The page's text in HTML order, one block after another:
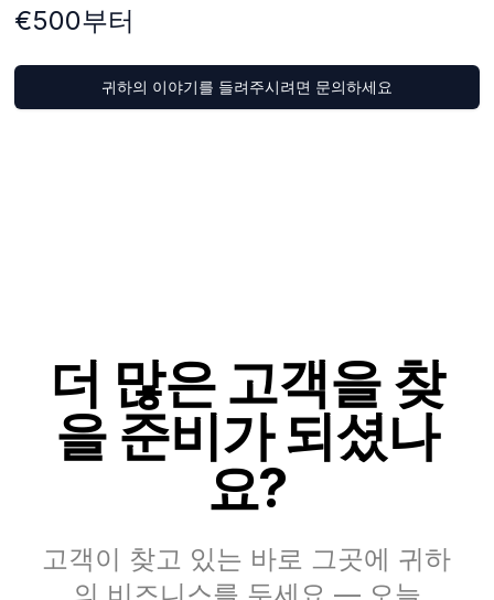
€500부터
귀하의 이야기를 들려주시려면 문의하세요
더 많은 고객을 찾
을 준비가 되셨나
요?
고객이 찾고 있는 바로 그곳에 귀하